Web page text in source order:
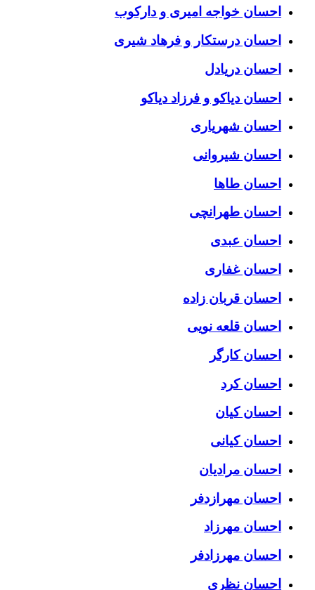
احسان خواجه امیری و دارکوب
احسان درستكار و فرهاد شيرى
احسان دریادل
احسان دیاکو و فرزاد دیاکو
احسان شهریاری
احسان شیروانی
احسان طاها
احسان طهرانچی
احسان عبدی
احسان غفاری
احسان قربان زاده
احسان قلعه نویی
احسان کارگر
احسان کرد
احسان کیان
احسان کیانی
احسان مرادیان
احسان مهرازدفر
احسان مهرزاد
احسان مهرزادفر
احسان نظری